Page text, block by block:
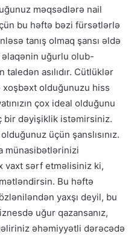
məqsədlərə nail
bu həftə bəzi fürsətlərlə
tanış olmaq şansı əldə
uğurlu olub-
taledən asılıdır. Cütlüklər
xoşbəxt olduğunuzu hiss
çox ideal olduğunu
bir dəyişiklik istəmirsiniz.
üçün şanslısınız.
münasibətlərinizi
vaxt sərf etməlisiniz ki,
Bu həftə
yaxşı deyil, bu
uğur qazansanız,
əhəmiyyətli dərəcədə